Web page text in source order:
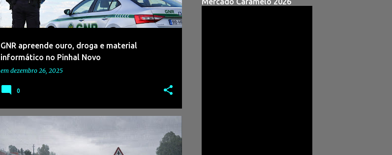
GNR apreende ouro, droga e material
informático no Pinhal Novo
em dezembro 26, 2025
0
3